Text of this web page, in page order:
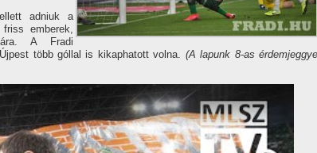
adniuk a
emberek,
A Fradi
több góllal is kikaphatott volna. (A lapunk 8-as